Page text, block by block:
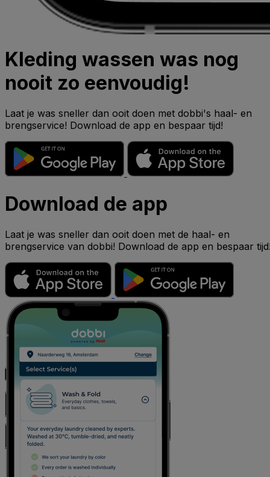
Kleding wassen was nog
nooit zo eenvoudig!
Laat je was sneller dan ooit doen met dobbi's haal- en
brengservice! Download de app en bespaar tijd!
Download de app
Laat je was sneller dan ooit doen met de haal- en
brengservice van dobbi! Download de app en bespaar